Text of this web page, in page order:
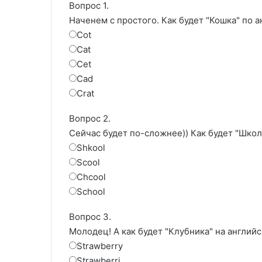
Вопрос 1.
Наченем с простого. Как будет "Кошка" по
Cot
Cat
Cet
Cad
Crat
Вопрос 2.
Сейчас будет по-сложнее)) Как будет
Shkool
Scool
Chcool
School
Вопрос 3.
Молодец! А как будет "Клубника" на
Strawberry